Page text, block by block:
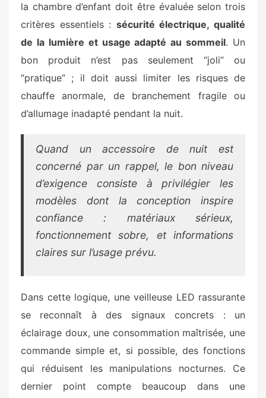
la chambre d’enfant doit être évaluée selon trois
critères essentiels : sécurité électrique, qualité
de la lumière et usage adapté au sommeil. Un
bon produit n’est pas seulement “joli” ou
“pratique” ; il doit aussi limiter les risques de
chauffe anormale, de branchement fragile ou
d’allumage inadapté pendant la nuit.
Quand un accessoire de nuit est
concerné par un rappel, le bon niveau
d’exigence consiste à privilégier les
modèles dont la conception inspire
confiance : matériaux sérieux,
fonctionnement sobre, et informations
claires sur l’usage prévu.
Dans cette logique, une veilleuse LED rassurante
se reconnaît à des signaux concrets : un
éclairage doux, une consommation maîtrisée, une
commande simple et, si possible, des fonctions
qui réduisent les manipulations nocturnes. Ce
dernier point compte beaucoup dans une